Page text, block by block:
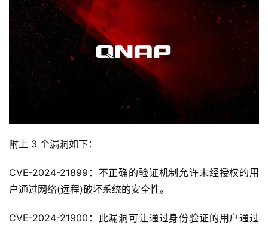
附上 3 个漏洞如下：
CVE-2024-21899：不正确的验证机制允许未经授权的用
户通过网络(远程)破坏系统的安全性。
CVE-2024-21900：此漏洞可让通过身份验证的用户通过